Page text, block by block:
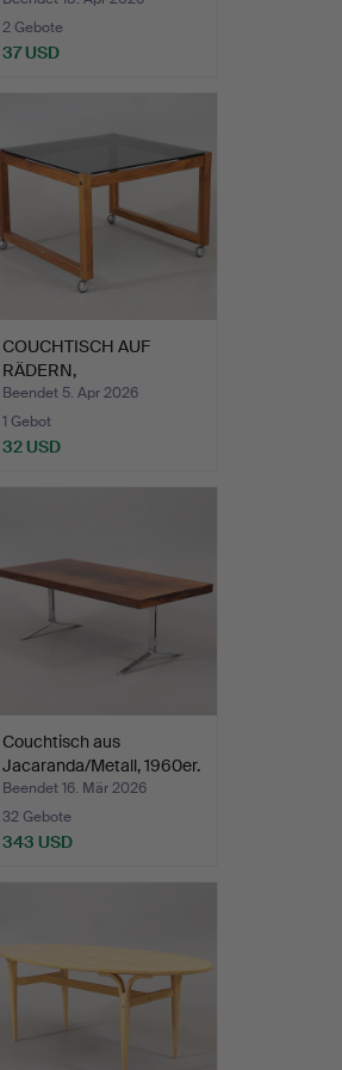
2 Gebote
37 USD
COUCHTISCH AUF
RÄDERN,
Nussbaum/Glas, 1970…
Beendet 5. Apr 2026
1 Gebot
32 USD
Couchtisch aus
Jacaranda/Metall, 1960er.
Beendet 16. Mär 2026
32 Gebote
343 USD